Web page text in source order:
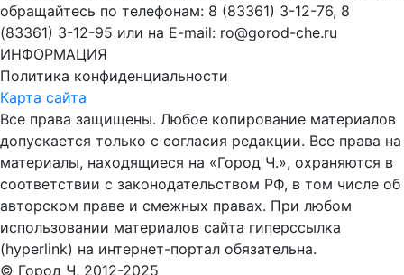
обращайтесь по телефонам: 8 (83361) 3-12-76, 8
(83361) 3-12-95 или на E-mail: ro@gorod-che.ru
ИНФОРМАЦИЯ
Политика конфиденциальности
Карта сайта
Все права защищены. Любое копирование материалов
допускается только с согласия редакции. Все права на
материалы, находящиеся на «Город Ч.», охраняются в
соответствии с законодательством РФ, в том числе об
авторском праве и смежных правах. При любом
использовании материалов сайта гиперссылка
(hyperlink) на интернет-портал обязательна.
© Город Ч, 2012-2025